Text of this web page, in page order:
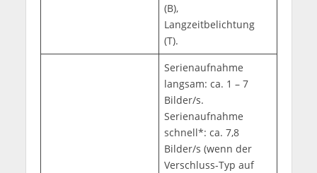
(B),
Langzeitbelichtung
(T).
Serienaufnahme
langsam: ca. 1 – 7
Bilder/s.
Serienaufnahme
schnell*: ca. 7,8
Bilder/s (wenn der
Verschluss-Typ auf